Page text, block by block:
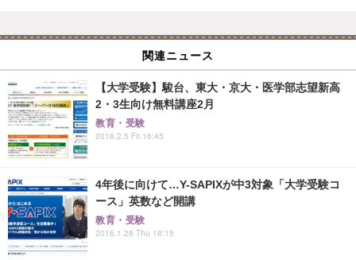
関連ニュース
【大学受験】駿台、東大・京大・医学部志望新高
2・3生向け無料講座2月
教育・受験
2016.2.5 Fri 16:45
4年後に向けて…Y-SAPIXが中3対象「大学受験コ
ース」英数など開講
教育・受験
2016.1.28 Thu 18:15